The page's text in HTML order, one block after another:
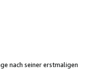
nach seiner erstmaligen